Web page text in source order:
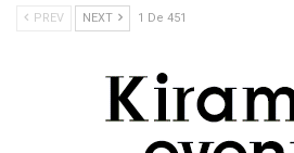
PREV NEXT 1 De 451